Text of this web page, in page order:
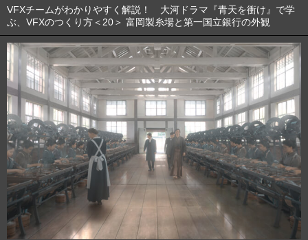
VFXチームがわかりやすく解説！ 大河ドラマ『青天を衝け』で学
ぶ、VFXのつくり方＜20＞ 富岡製糸場と第一国立銀行の外観